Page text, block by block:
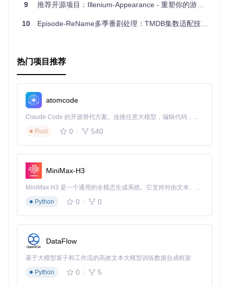
# 初始化配置
    db_connection =
"mysql://user:password@localhost/
# 其他配置选项...
以上是 QB Sync 开源项目的目录结构、启动文件和配置文件
的介绍。希望这些信息能帮助你更好地理解和使用该项目。
9 推荐开源项目：Illenium-Appearance - 重塑你的游戏人物外观
10 Episode-ReName多季番剧处理：TMDB集数适配技术详解
热门项目推荐
atomcode
Claude Code 的开源替代方案。连接任意大模型，编辑代码，运行命令，自动验证 — 全自动执行。用 Rust 构建，极致性能。 ｜ An open-source alternative to Claude Code. Connect any LLM, edit code, run commands, and verify changes — autonomously. Built in Rust for speed. Get Started
Rust
0 540
MiniMax-H3
MiniMax H3 是一个通用的全模态生成系统。它支持对由文本、图像、视频和音频组成的多模态上下文进行统一理解，并能生成分辨率高达 2K、时长可达 15 秒的带原生立体声音频的视频。得益于面向任务泛化的系统设计，H3 在预训练阶段就已具备广泛的多模态上下文理解与生成能力，能够出色地执行复杂的多模态指令。
Python
0 0
DataFlow
基于大模型算子和工作流的高效文本大模型训练数据合成框架
Python
0 5